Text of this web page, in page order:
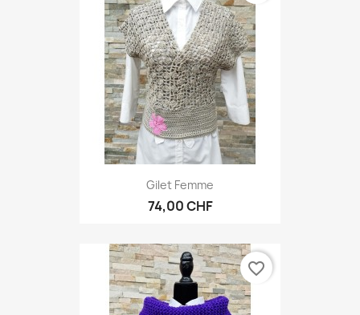
Gilet Femme
74,00 CHF
favorite_border